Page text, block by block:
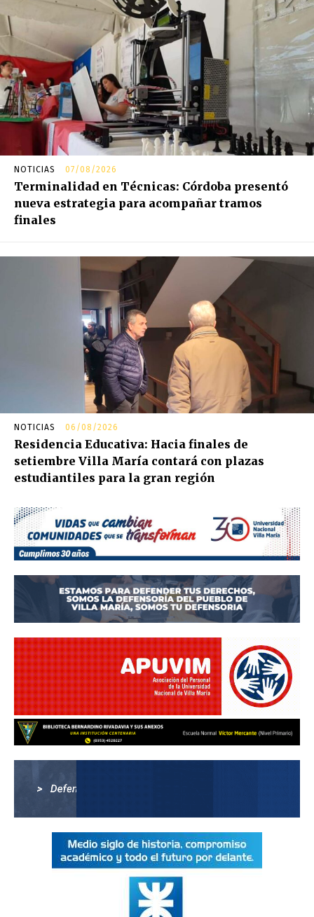
NOTICIAS 07/08/2026
Terminalidad en Técnicas: Córdoba presentó
nueva estrategia para acompañar tramos
finales
NOTICIAS 06/08/2026
Residencia Educativa: Hacia finales de
setiembre Villa María contará con plazas
estudiantiles para la gran región